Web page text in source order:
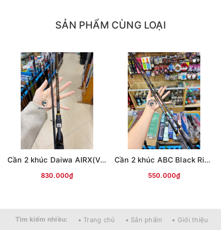
SẢN PHẨM CÙNG LOẠI
Cần 2 khúc Daiwa AIRX(Vân chéo nâu)
830.000₫
Cần 2 khúc ABC Black River
550.000₫
Tìm kiếm nhiều: • Trang chủ • Sản phẩm • Giới thiệu